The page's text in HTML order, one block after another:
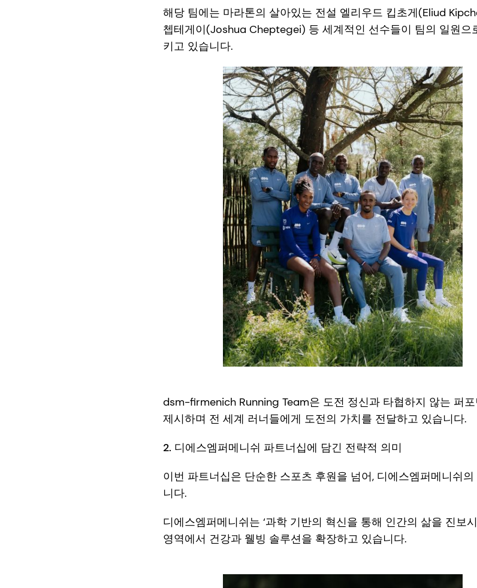
해당 팀에는 마라톤의 살아있는 전설 엘리우드 킵초게(Eliud
쳅테게이(Joshua Cheptegei) 등 세계적인 선수들이 팀의 일원으
키고 있습니다.
dsm-firmenich Running Team은 도전 정신과 타협하지 않는 퍼
제시하며 전 세계 러너들에게 도전의 가치를 전달하고 있습니다.
2. 디에스엠퍼메니쉬 파트너십에 담긴 전략적 의미
이번 파트너십은 단순한 스포츠 후원을 넘어, 디에스엠퍼메니쉬
니다.
디에스엠퍼메니쉬는 ‘과학 기반의 혁신을 통해 인간의 삶을 진보
영역에서 건강과 웰빙 솔루션을 확장하고 있습니다.